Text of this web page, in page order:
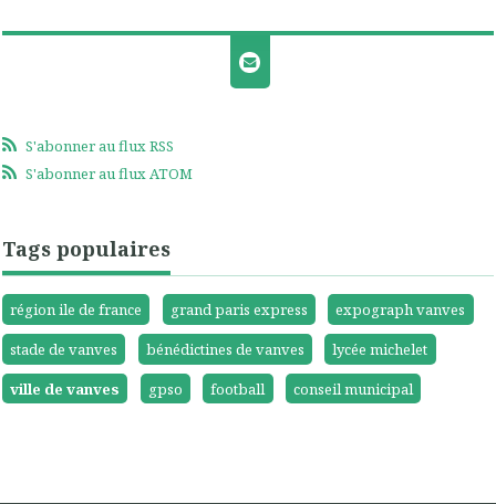
S'abonner au flux RSS
S'abonner au flux ATOM
Tags populaires
région ile de france grand paris express
expograph vanves
stade de vanves
bénédictines de vanves
lycée michelet
ville de vanves
gpso football conseil municipal